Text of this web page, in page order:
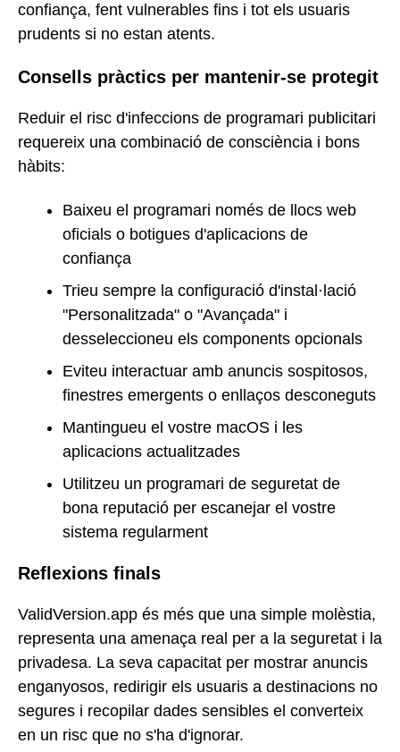
confiança, fent vulnerables fins i tot els usuaris
prudents si no estan atents.
Consells pràctics per mantenir-se protegit
Reduir el risc d'infeccions de programari publicitari
requereix una combinació de consciència i bons
hàbits:
Baixeu el programari només de llocs web
oficials o botigues d'aplicacions de
confiança
Trieu sempre la configuració d'instal·lació
"Personalitzada" o "Avançada" i
desseleccioneu els components opcionals
Eviteu interactuar amb anuncis sospitosos,
finestres emergents o enllaços desconeguts
Mantingueu el vostre macOS i les
aplicacions actualitzades
Utilitzeu un programari de seguretat de
bona reputació per escanejar el vostre
sistema regularment
Reflexions finals
ValidVersion.app és més que una simple molèstia,
representa una amenaça real per a la seguretat i la
privadesa. La seva capacitat per mostrar anuncis
enganyosos, redirigir els usuaris a destinacions no
segures i recopilar dades sensibles el converteix
en un risc que no s'ha d'ignorar.